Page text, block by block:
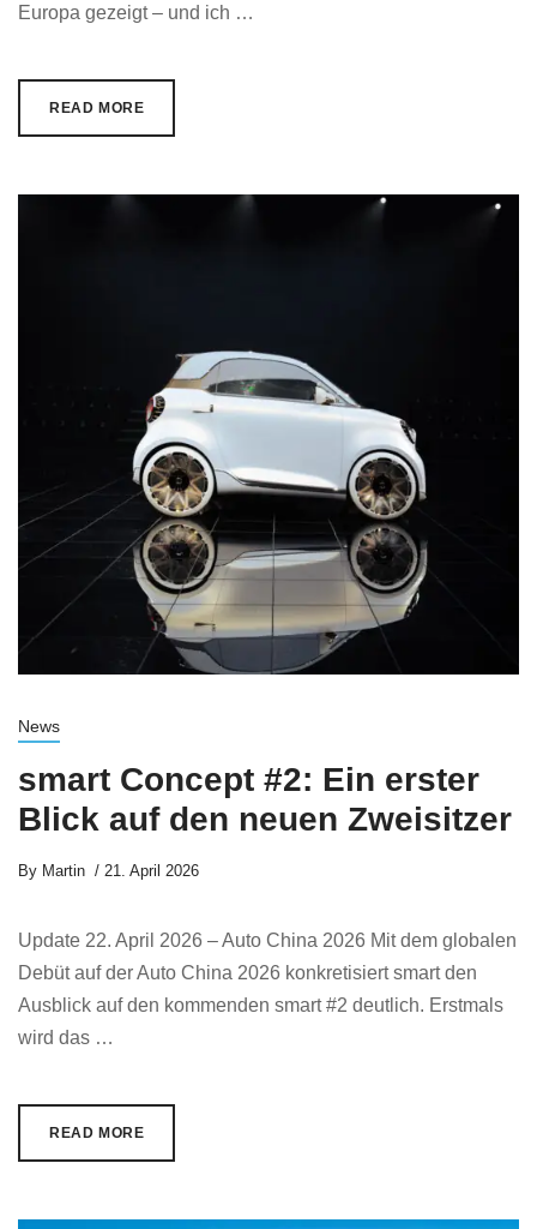
Europa gezeigt – und ich …
READ MORE
News
smart Concept #2: Ein erster
Blick auf den neuen Zweisitzer
By Martin 21. April 2026
Update 22. April 2026 – Auto China 2026 Mit dem globalen
Debüt auf der Auto China 2026 konkretisiert smart den
Ausblick auf den kommenden smart #2 deutlich. Erstmals
wird das …
READ MORE